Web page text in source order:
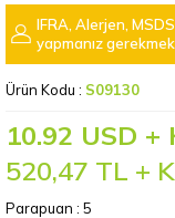
IFRA, Alerjen,
yapmanız
Ürün Kodu : S09130
10.92 USD +
520,47 TL +
Parapuan : 5